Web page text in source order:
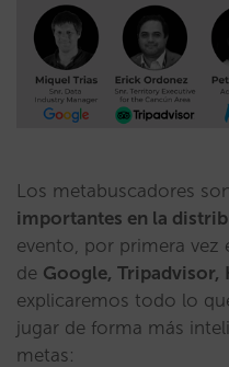
Los metabuscadores
importantes en la
evento, por primera vez
de Google, Tripadvisor,
explicaremos todo lo
jugar de forma más
metas: